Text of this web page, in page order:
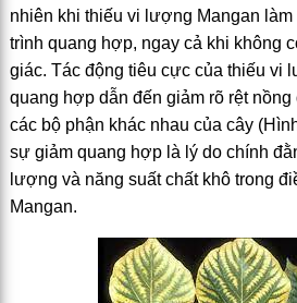
nhiên khi thiếu vi lượng Mangan làm
trình quang hợp, ngay cả khi không
giác. Tác động tiêu cực của thiếu vi
quang hợp dẫn đến giảm rõ rệt
các bộ phận khác nhau của cây
sự giảm quang hợp là lý do chính
lượng và năng suất chất khô trong
Mangan.